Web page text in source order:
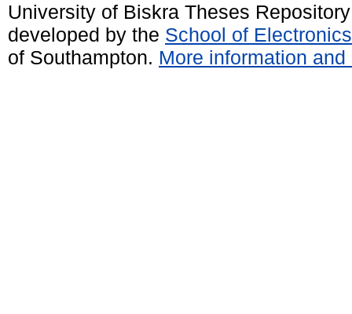
University of Biskra Theses
developed by the School of
of Southampton. More information